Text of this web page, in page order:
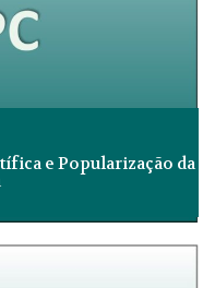
e Popularização da